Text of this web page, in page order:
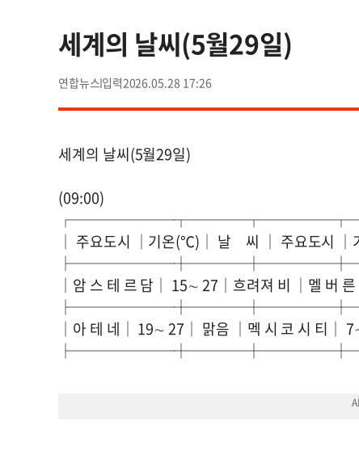
세계의 날씨(5월29일)
연합뉴스 2026.05.28 17:26
세계의 날씨(5월29일)
(09:00)
│ 주요도시 │기온(℃)│ 날 씨 │ 주요도시
│암 스 테 르 담│ 15∼ 27│흐려져 비 │멜 버
│아 테 네│ 19∼ 27│ 맑음 │멕 시 코 시 티│